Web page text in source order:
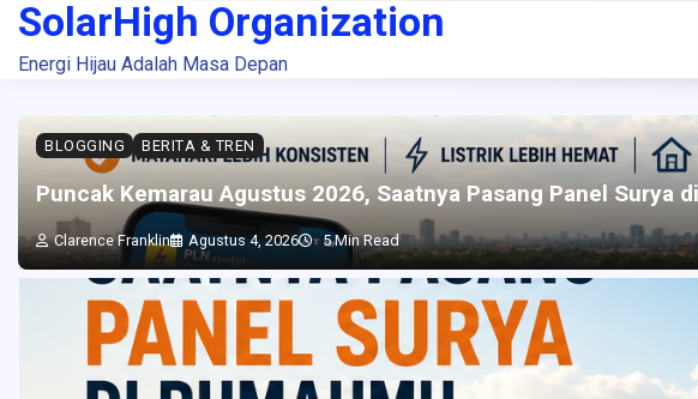
Skip
content
SolarHigh Organization
Energi Hijau Adalah Masa Depan
BLOGGING BERITA & TREN
Puncak Kemarau Agustus 2026, Saatnya Pasang Panel Surya
Clarence Franklin Agustus 4, 2026 5 Min Read